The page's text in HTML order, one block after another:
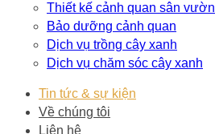
Thiết kế cảnh quan sân vườn
Bảo dưỡng cảnh quan
Dịch vụ trồng cây xanh
Dịch vụ chăm sóc cây xanh
Tin tức & sự kiện
Về chúng tôi
Liên hệ